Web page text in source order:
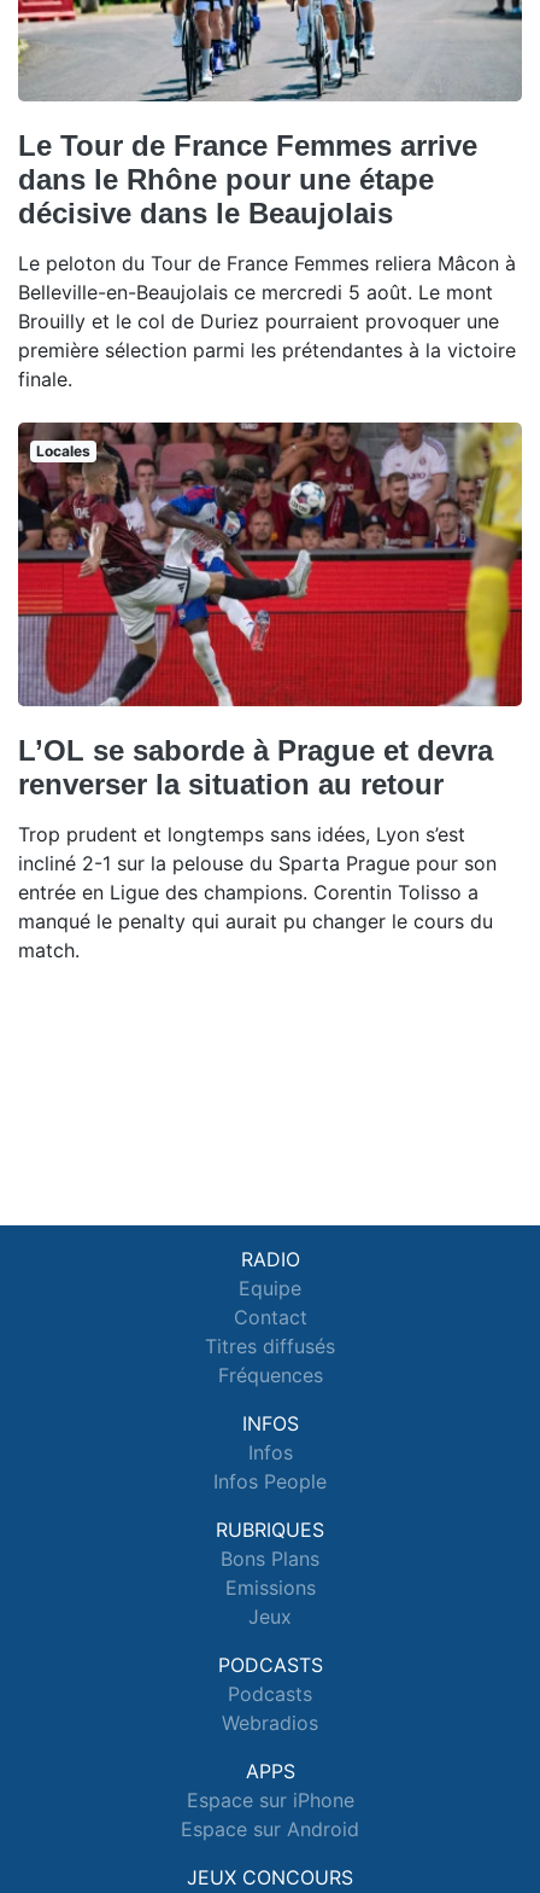
Le Tour de France Femmes arrive
dans le Rhône pour une étape
décisive dans le Beaujolais
Le peloton du Tour de France Femmes reliera Mâcon à
Belleville-en-Beaujolais ce mercredi 5 août. Le mont
Brouilly et le col de Duriez pourraient provoquer une
première sélection parmi les prétendantes à la victoire
finale.
Locales
L’OL se saborde à Prague et devra
renverser la situation au retour
Trop prudent et longtemps sans idées, Lyon s’est
incliné 2-1 sur la pelouse du Sparta Prague pour son
entrée en Ligue des champions. Corentin Tolisso a
manqué le penalty qui aurait pu changer le cours du
match.
RADIO
Equipe
Contact
Titres diffusés
Fréquences
INFOS
Infos
Infos People
RUBRIQUES
Bons Plans
Emissions
Jeux
PODCASTS
Podcasts
Webradios
APPS
Espace sur iPhone
Espace sur Android
JEUX CONCOURS